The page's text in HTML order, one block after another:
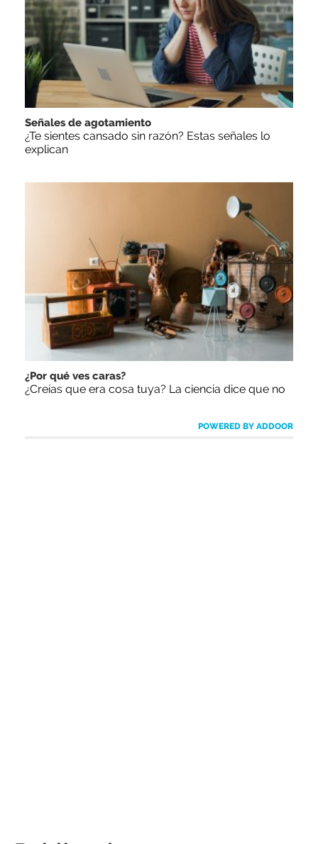
Señales de agotamiento
¿Te sientes cansado sin razón? Estas señales lo
explican
¿Por qué ves caras?
¿Creías que era cosa tuya? La ciencia dice que no
POWERED BY ADDOOR